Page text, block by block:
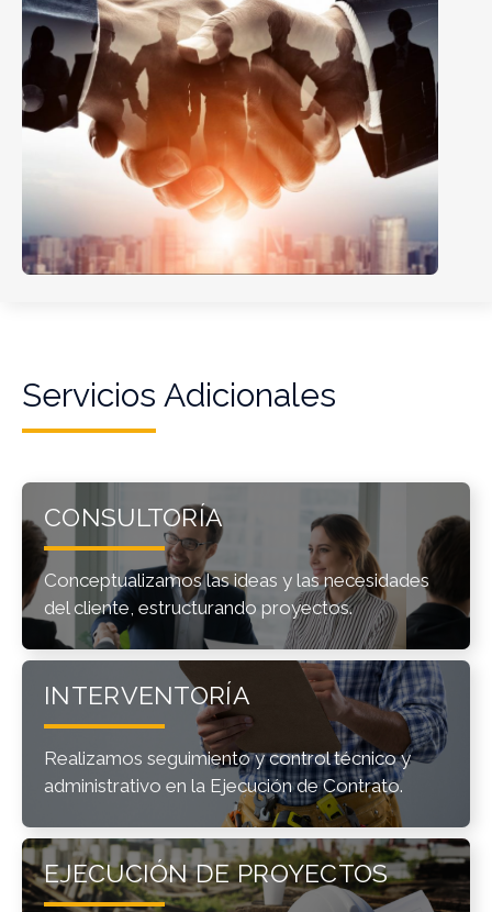
Servicios Adicionales
CONSULTORÍA
Conceptualizamos las ideas y las necesidades
del cliente, estructurando proyectos.
INTERVENTORÍA
Realizamos seguimiento y control técnico y
administrativo en la Ejecución de Contrato.
EJECUCIÓN DE PROYECTOS